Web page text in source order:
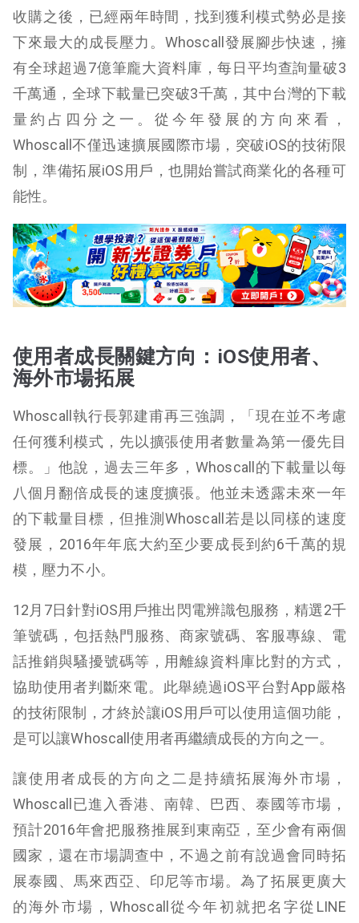
收購之後，已經兩年時間，找到獲利模式勢必是接
下來最大的成長壓力。Whoscall發展腳步快速，擁
有全球超過7億筆龐大資料庫，每日平均查詢量破3
千萬通，全球下載量已突破3千萬，其中台灣的下載
量約占四分之一。從今年發展的方向來看，
Whoscall不僅迅速擴展國際市場，突破iOS的技術限
制，準備拓展iOS用戶，也開始嘗試商業化的各種可
能性。
使用者成長關鍵方向：iOS使用者、
海外市場拓展
Whoscall執行長郭建甫再三強調，「現在並不考慮
任何獲利模式，先以擴張使用者數量為第一優先目
標。」他說，過去三年多，Whoscall的下載量以每
八個月翻倍成長的速度擴張。他並未透露未來一年
的下載量目標，但推測Whoscall若是以同樣的速度
發展，2016年年底大約至少要成長到約6千萬的規
模，壓力不小。
12月7日針對iOS用戶推出閃電辨識包服務，精選2千
筆號碼，包括熱門服務、商家號碼、客服專線、電
話推銷與騷擾號碼等，用離線資料庫比對的方式，
協助使用者判斷來電。此舉繞過iOS平台對App嚴格
的技術限制，才終於讓iOS用戶可以使用這個功能，
是可以讓Whoscall使用者再繼續成長的方向之一。
讓使用者成長的方向之二是持續拓展海外市場，
Whoscall已進入香港、南韓、巴西、泰國等市場，
預計2016年會把服務推展到東南亞，至少會有兩個
國家，還在市場調查中，不過之前有說過會同時拓
展泰國、馬來西亞、印尼等市場。為了拓展更廣大
的海外市場，Whoscall從今年初就把名字從LINE